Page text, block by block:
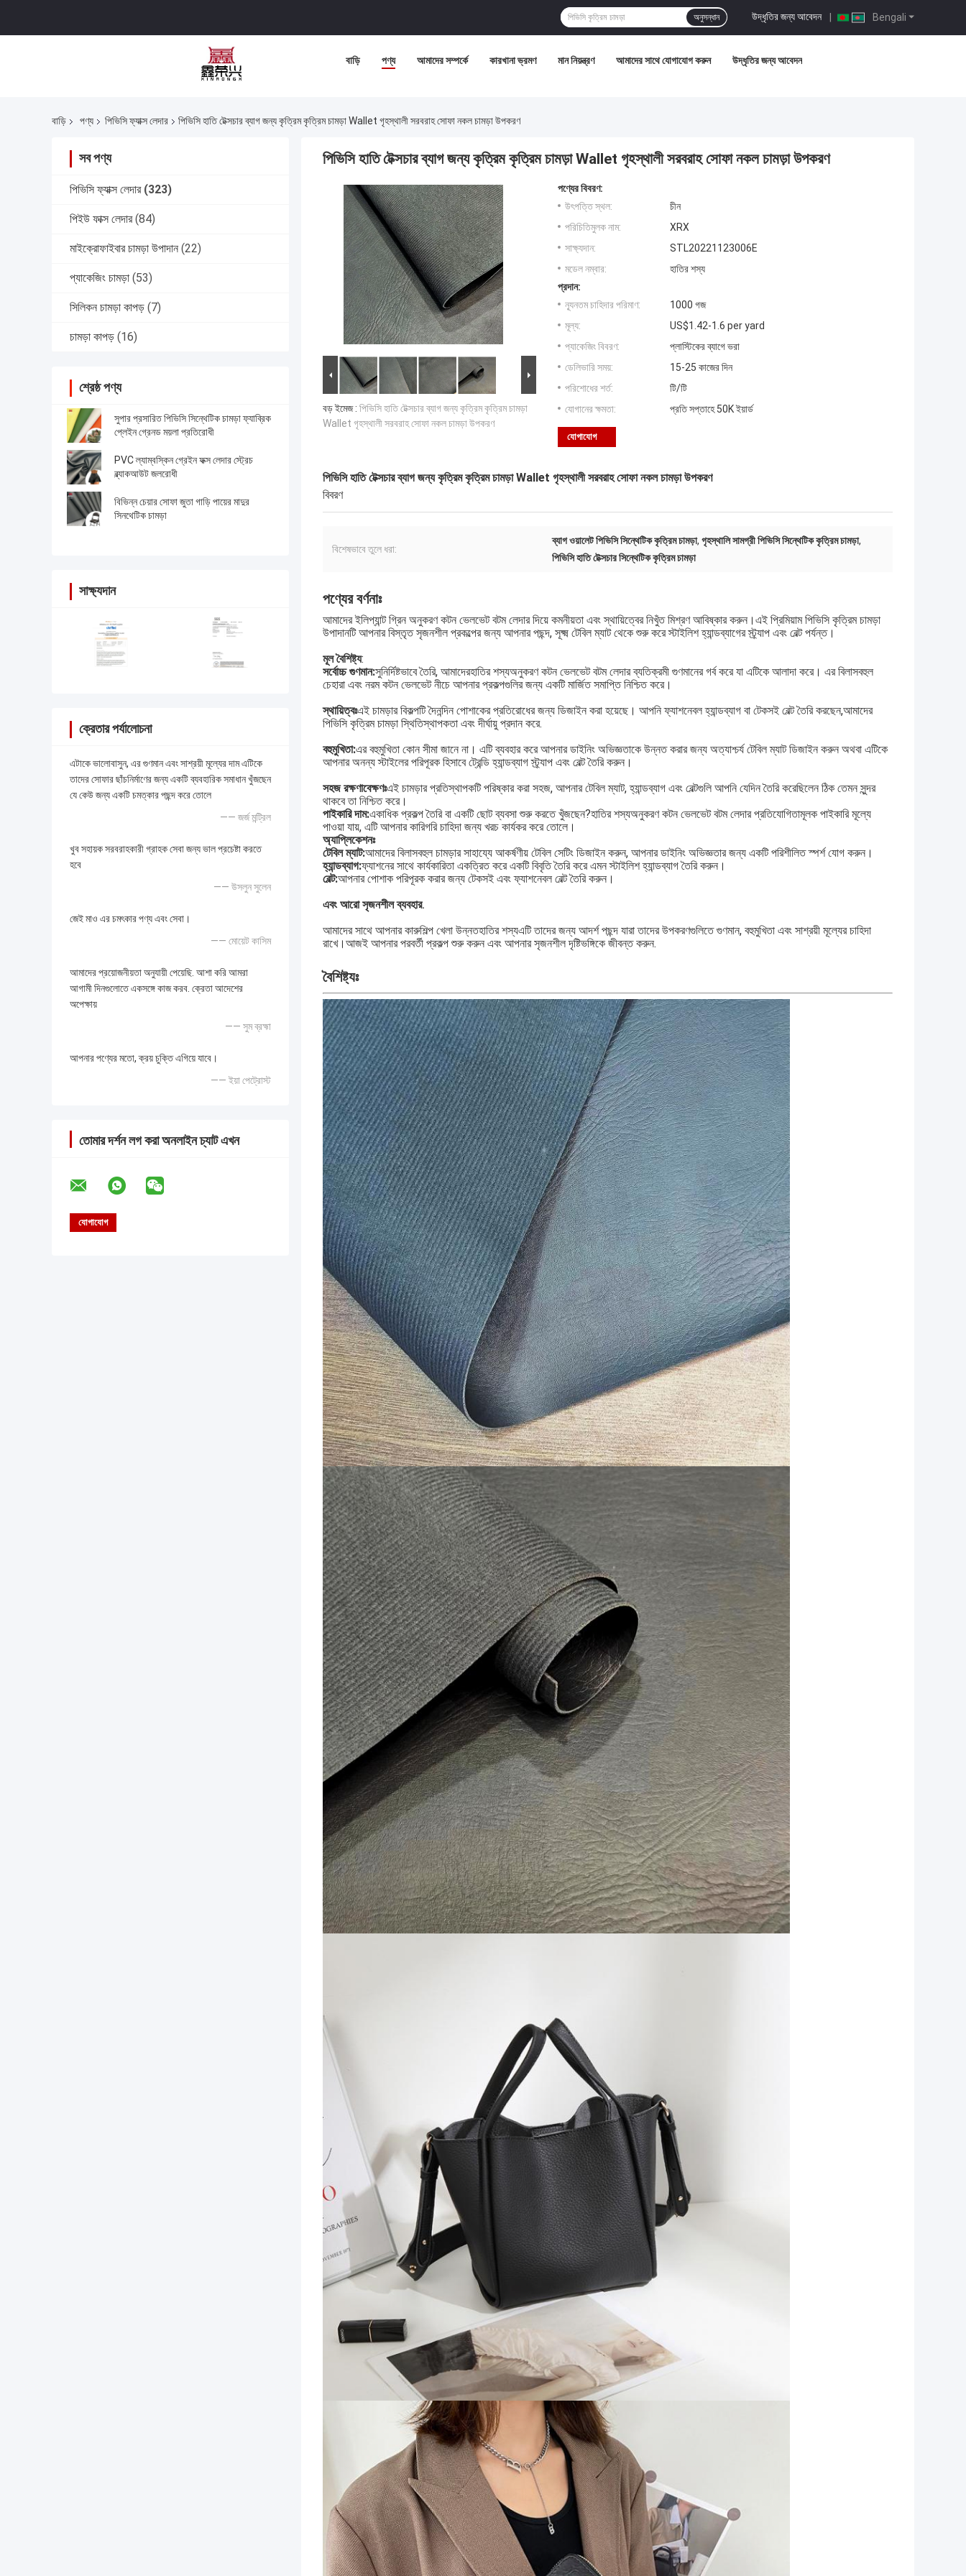
Bengali
উদ্ধৃতির জন্য আবেদন |
অনুসন্ধান
বাড়ি পণ্য আমাদের সম্পর্কে কারখানা ভ্রমণ মান নিয়ন্ত্রণ আমাদের সাথে যোগাযোগ করুন উদ্ধৃতির জন্য আবেদন
বাড়ি পণ্য পিভিসি ফ্যাক্স লেদার পিভিসি হাতি টেক্সচার ব্যাগ জন্য কৃত্রিম কৃত্রিম চামড়া Wallet গৃহস্থালী সরবরাহ সোফা নকল চামড়া উপকরণ
সব পণ্য
পিভিসি ফ্যাক্স লেদার (323)
পিইউ ফাক্স লেদার (84)
মাইক্রোফাইবার চামড়া উপাদান (22)
প্যাকেজিং চামড়া (53)
সিলিকন চামড়া কাপড় (7)
চামড়া কাপড় (16)
শ্রেষ্ঠ পণ্য
সুপার প্রসারিত পিভিসি সিন্থেটিক চামড়া ফ্যাব্রিক
প্লেইন গ্রেনড ময়লা প্রতিরোধী
PVC ল্যাম্বস্কিন গ্রেইন ফক্স লেদার স্ট্রেচ
ব্ল্যাকআউট জলরোধী
বিভিন্ন চেয়ার সোফা জুতা গাড়ি পায়ের মাদুর
সিনথেটিক চামড়া
সাক্ষ্যদান
ক্রেতার পর্যালোচনা
এটাকে ভালোবাসুন, এর গুণমান এবং সাশ্রয়ী মূল্যের দাম এটিকে
তাদের সোফার ছাঁচনির্মাণের জন্য একটি ব্যবহারিক সমাধান খুঁজছেন
যে কেউ জন্য একটি চমত্কার পছন্দ করে তোলে
—— জর্জ মন্ট্রিল
খুব সহায়ক সরবরাহকারী গ্রাহক সেবা জন্য ভাল প্রচেষ্টা করতে
হবে
—— উসলুন সুলেন
জেই মাও এর চমৎকার পণ্য এবং সেবা।
—— মোয়েট কাসিম
আমাদের প্রয়োজনীয়তা অনুযায়ী পেয়েছি. আশা করি আমরা
আগামী দিনগুলোতে একসঙ্গে কাজ করব. ক্রেতা আদেশের
অপেক্ষায়
—— সুম ব্রহ্মা
আপনার পণ্যের মতো, ক্রয় চুক্তি এগিয়ে যাবে।
—— ইয়া পেট্রোস্ট
তোমার দর্শন লগ করা অনলাইন চ্যাট এখন
পিভিসি হাতি টেক্সচার ব্যাগ জন্য কৃত্রিম কৃত্রিম চামড়া Wallet গৃহস্থালী সরবরাহ সোফা নকল চামড়া উপকরণ
বড় ইমেজ : পিভিসি হাতি টেক্সচার ব্যাগ জন্য কৃত্রিম কৃত্রিম চামড়া
Wallet গৃহস্থালী সরবরাহ সোফা নকল চামড়া উপকরণ
পণ্যের বিবরণ:
উৎপত্তি স্থল:
চীন
পরিচিতিমুলক নাম:
XRX
সাক্ষ্যদান:
STL20221123006E
মডেল নম্বার:
হাতির শস্য
প্রদান:
ন্যূনতম চাহিদার পরিমাণ:
1000 গজ
মূল্য:
US$1.42-1.6 per yard
প্যাকেজিং বিবরণ:
প্লাস্টিকের ব্যাগে ভরা
ডেলিভারি সময়:
15-25 কাজের দিন
পরিশোধের শর্ত:
টি/টি
যোগানের ক্ষমতা:
প্রতি সপ্তাহে 50K ইয়ার্ড
যোগাযোগ
পিভিসি হাতি টেক্সচার ব্যাগ জন্য কৃত্রিম কৃত্রিম চামড়া Wallet গৃহস্থালী সরবরাহ সোফা নকল চামড়া উপকরণ
বিবরণ
বিশেষভাবে তুলে ধরা:
ব্যাগ ওয়ালেট পিভিসি সিন্থেটিক কৃত্রিম চামড়া, গৃহস্থালি সামগ্রী পিভিসি সিন্থেটিক কৃত্রিম চামড়া,
পিভিসি হাতি টেক্সচার সিন্থেটিক কৃত্রিম চামড়া
পণ্যের বর্ণনাঃ
আমাদের ইলিপ্যান্ট গ্রিন অনুকরণ কটন ভেলভেট বটম লেদার দিয়ে কমনীয়তা এবং স্থায়িত্বের নিখুঁত মিশ্রণ আবিষ্কার করুন।এই প্রিমিয়াম পিভিসি কৃত্রিম চামড়া
উপাদানটি আপনার বিস্তৃত সৃজনশীল প্রকল্পের জন্য আপনার পছন্দ, সূক্ষ্ম টেবিল ম্যাট থেকে শুরু করে স্টাইলিশ হ্যান্ডব্যাগের স্ট্র্যাপ এবং বেল্ট পর্যন্ত।
মূল বৈশিষ্ট্য:
সর্বোচ্চ গুণমান:সুনির্দিষ্টভাবে তৈরি, আমাদেরহাতির শস্যঅনুকরণ কটন ভেলভেট বটম লেদার ব্যতিক্রমী গুণমানের গর্ব করে যা এটিকে আলাদা করে। এর বিলাসবহুল
চেহারা এবং নরম কটন ভেলভেট নীচে আপনার প্রকল্পগুলির জন্য একটি মার্জিত সমাপ্তি নিশ্চিত করে।
স্থায়িত্বঃএই চামড়ার বিকল্পটি দৈনন্দিন পোশাকের প্রতিরোধের জন্য ডিজাইন করা হয়েছে। আপনি ফ্যাশনেবল হ্যান্ডব্যাগ বা টেকসই বেল্ট তৈরি করছেন,আমাদের
পিভিসি কৃত্রিম চামড়া স্থিতিস্থাপকতা এবং দীর্ঘায়ু প্রদান করে.
বহুমুখিতা:এর বহুমুখিতা কোন সীমা জানে না। এটি ব্যবহার করে আপনার ডাইনিং অভিজ্ঞতাকে উন্নত করার জন্য অত্যাশ্চর্য টেবিল ম্যাট ডিজাইন করুন অথবা এটিকে
আপনার অনন্য স্টাইলের পরিপূরক হিসাবে ট্রেন্ডি হ্যান্ডব্যাগ স্ট্র্যাপ এবং বেল্ট তৈরি করুন।
সহজ রক্ষণাবেক্ষণঃএই চামড়ার প্রতিস্থাপকটি পরিষ্কার করা সহজ, আপনার টেবিল ম্যাট, হ্যান্ডব্যাগ এবং বেল্টগুলি আপনি যেদিন তৈরি করেছিলেন ঠিক তেমন সুন্দর
থাকবে তা নিশ্চিত করে।
পাইকারি দাম:একাধিক প্রকল্প তৈরি বা একটি ছোট ব্যবসা শুরু করতে খুঁজছেন?হাতির শস্যঅনুকরণ কটন ভেলভেট বটম লেদার প্রতিযোগিতামূলক পাইকারি মূল্যে
পাওয়া যায়, এটি আপনার কারিগরি চাহিদা জন্য খরচ কার্যকর করে তোলে।
অ্যাপ্লিকেশনঃ
টেবিল ম্যাট:আমাদের বিলাসবহুল চামড়ার সাহায্যে আকর্ষণীয় টেবিল সেটিং ডিজাইন করুন, আপনার ডাইনিং অভিজ্ঞতার জন্য একটি পরিশীলিত স্পর্শ যোগ করুন।
হ্যান্ডব্যাগ:ফ্যাশনের সাথে কার্যকারিতা একত্রিত করে একটি বিবৃতি তৈরি করে এমন স্টাইলিশ হ্যান্ডব্যাগ তৈরি করুন।
বেল্ট:আপনার পোশাক পরিপূরক করার জন্য টেকসই এবং ফ্যাশনেবল বেল্ট তৈরি করুন।
এবং আরো সৃজনশীল ব্যবহার.
আমাদের সাথে আপনার কারুশিল্প খেলা উন্নতহাতির শস্যএটি তাদের জন্য আদর্শ পছন্দ যারা তাদের উপকরণগুলিতে গুণমান, বহুমুখিতা এবং সাশ্রয়ী মূল্যের চাহিদা
রাখে।আজই আপনার পরবর্তী প্রকল্প শুরু করুন এবং আপনার সৃজনশীল দৃষ্টিভঙ্গিকে জীবন্ত করুন.
বৈশিষ্ট্যঃ